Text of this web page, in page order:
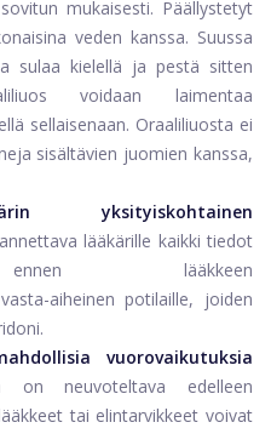
mukaisesti. Päällystetyt
veden kanssa. Suussa
sulaa kielellä ja pestä sitten
voidaan laimentaa
sellaisenaan. Oraaliliuosta ei
sisältävien juomien kanssa,
yksityiskohtainen
lääkärille kaikki tiedot
​​ennen lääkkeen
aiheinen potilaille, joiden
.
vuorovaikutuksia
on neuvoteltava edelleen
tai elintarvikkeet voivat